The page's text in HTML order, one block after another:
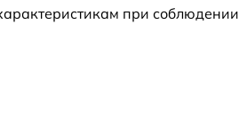
при соблюдении